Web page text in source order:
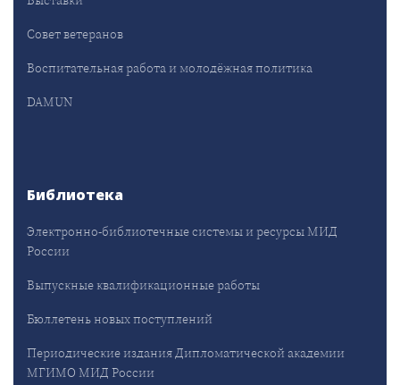
Совет ветеранов
Воспитательная работа и молодёжная политика
DAMUN
Библиотека
Электронно-библиотечные системы и ресурсы МИД
России
Выпускные квалификационные работы
Бюллетень новых поступлений
Периодические издания Дипломатической академии
МГИМО МИД России